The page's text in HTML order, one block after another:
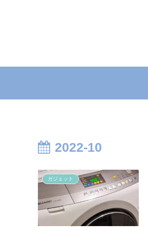
2022-10
ガジェット